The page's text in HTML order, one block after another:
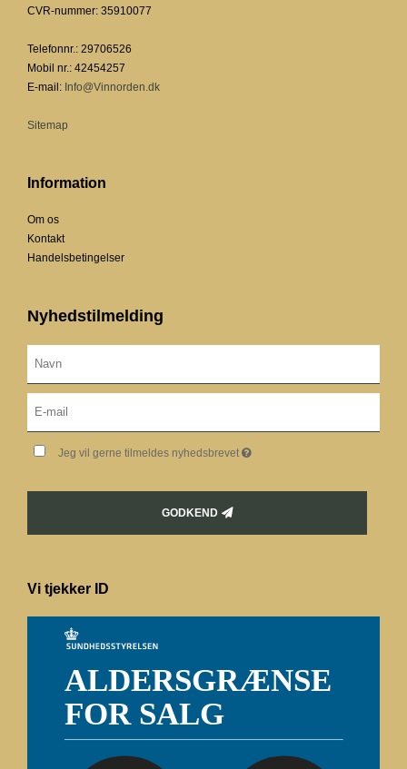
CVR-nummer: 35910077
Telefonnr.: 29706526
Mobil nr.: 42454257
E-mail : Info@Vinnorden.dk
Sitemap
Information
Om os
Kontakt
Handelsbetingelser
Nyhedstilmelding
Jeg vil gerne tilmeldes nyhedsbrevet
GODKEND
Vi tjekker ID